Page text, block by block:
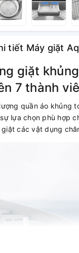
tiết Máy giặt
giặt
7 thành
quần áo khủng
sự lựa chọn phù hợp
các vật dụng